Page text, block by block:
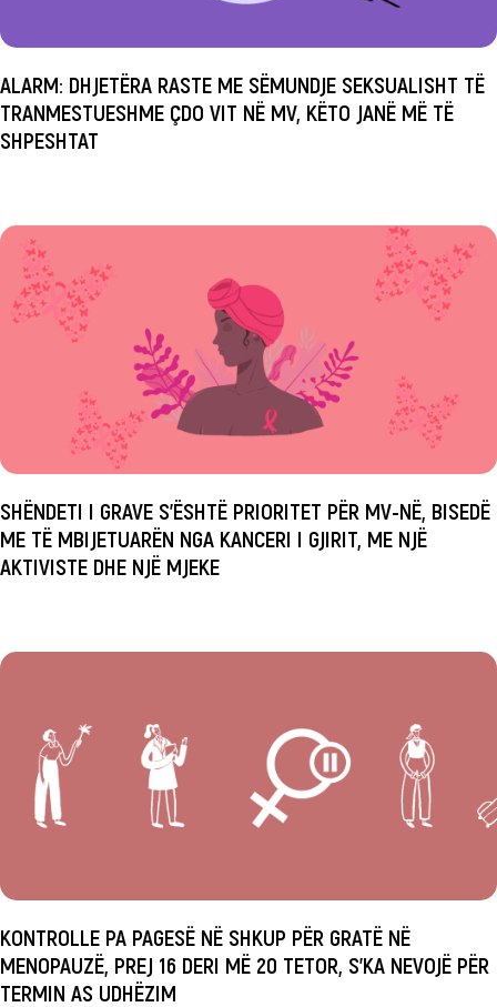
ALARM: DHJETËRA RASTE ME SËMUNDJE SEKSUALISHT TË
TRANMESTUESHME ÇDO VIT NË MV, KËTO JANË MË TË
SHPESHTAT
SHËNDETI I GRAVE S’ËSHTË PRIORITET PËR MV-NË, BISEDË
ME TË MBIJETUARËN NGA KANCERI I GJIRIT, ME NJË
AKTIVISTE DHE NJË MJEKE
KONTROLLE PA PAGESË NË SHKUP PËR GRATË NË
MENOPAUZË, PREJ 16 DERI MË 20 TETOR, S’KA NEVOJË PËR
TERMIN AS UDHËZIM